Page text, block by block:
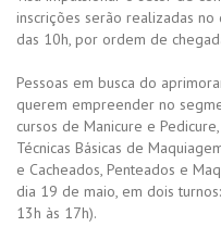
inscrições serão realizadas
das 10h, por ordem de
Pessoas em busca do
querem empreender no
cursos de Manicure e
Técnicas Básicas de
e Cacheados, Penteados e
dia 19 de maio, em dois
13h às 17h).